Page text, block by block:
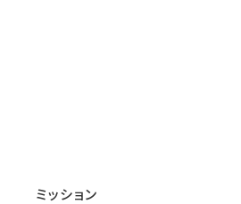
ミッション